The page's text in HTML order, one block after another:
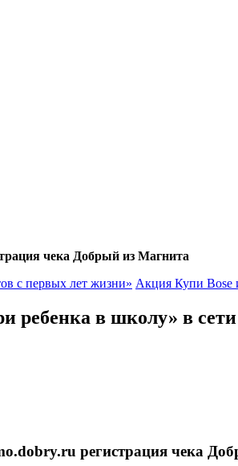
чека Добрый из Магнита
с первых лет жизни» Акция Купи Bose
ребенка в школу» в
регистрация чека